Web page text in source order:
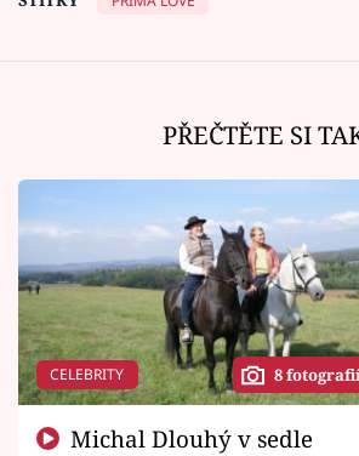
PŘEČTĚTE SI
CELEBRITY 8